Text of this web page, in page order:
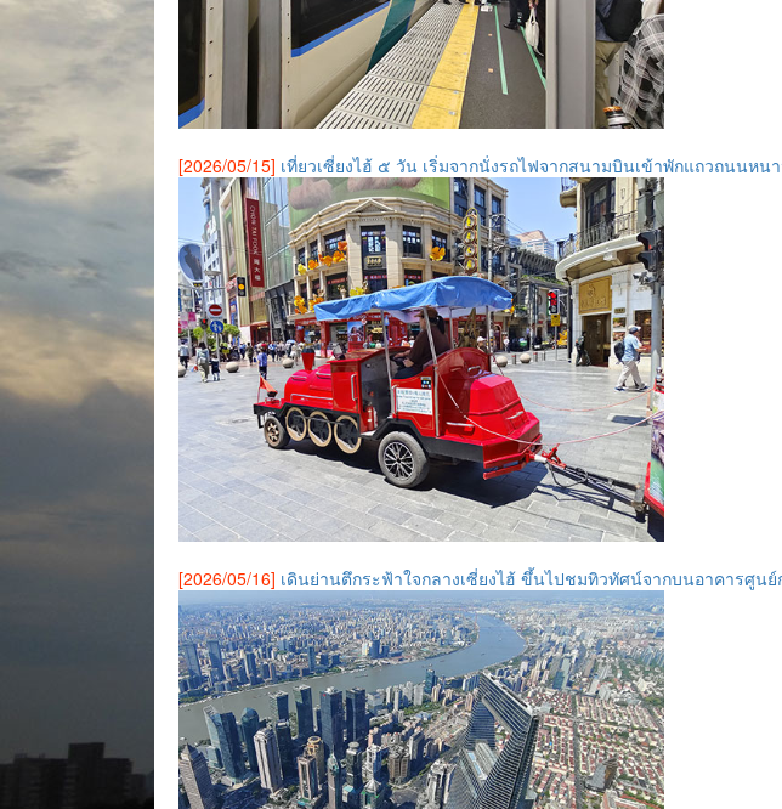
[2026/05/15] เที่ยวเซี่ยงไฮ้ ๕ วัน เริ่มจากนั่งรถไฟจากสนามบินเข้าพักแถวถนนหน
[2026/05/16] เดินย่านตึกระฟ้าใจกลางเซี่ยงไฮ้ ขึ้นไปชมทิวทัศน์จากบนอาคารศูนย์